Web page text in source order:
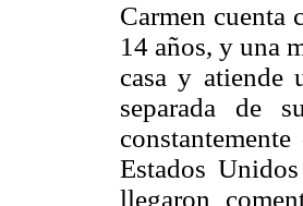
Carmen cuenta
14 años, y una
casa y atiende
separada de
Estados
llegaron